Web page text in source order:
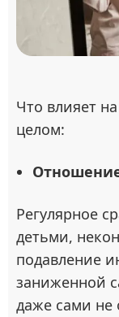
Что влияет
целом:
Регулярное
детьми,
подавление
заниженной
даже сами не